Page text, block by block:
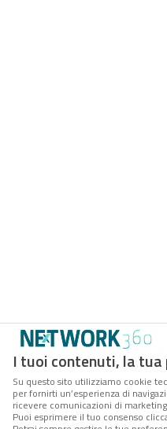
I tuoi contenuti, la tua
Su questo sito utilizziamo cookie
per fornirti un’esperienza di
ricevere comunicazioni di
Puoi esprimere il tuo consenso